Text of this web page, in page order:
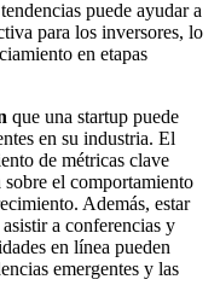
puede ayudar a
para los inversores, lo
en etapas
que una startup puede
en su industria. El
de métricas clave
el comportamiento
Además, estar
a conferencias y
en línea pueden
emergentes y las